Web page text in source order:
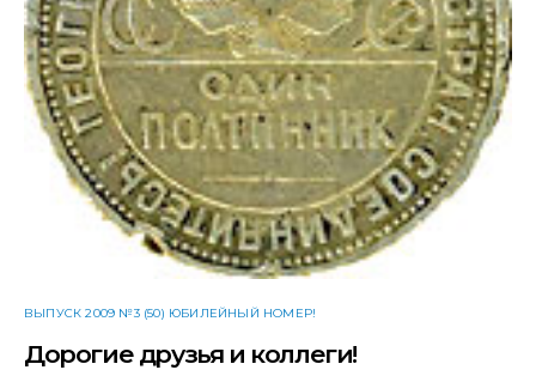
ВЫПУСК 2009 №3 (50) ЮБИЛЕЙНЫЙ НОМЕР!
Дорогие друзья и коллеги!